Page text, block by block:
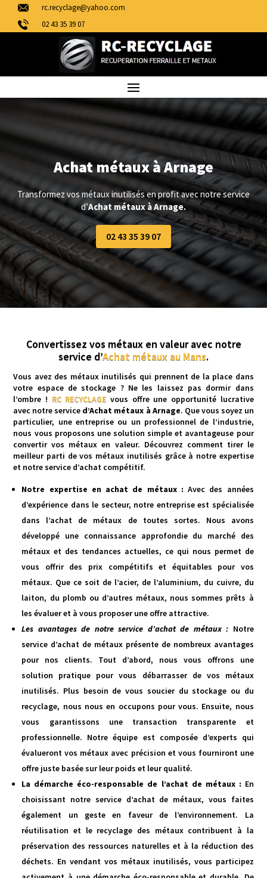
rc.recyclage@yahoo.com
02 43 35 39 07
Achat métaux à Arnage
Transformez vos métaux inutilisés en profit avec notre service
d’Achat métaux à Arnage.
02 43 35 39 07
Convertissez vos métaux en valeur avec notre
service d’Achat métaux au Mans.
Vous avez des métaux inutilisés qui prennent de la place dans
votre espace de stockage ? Ne les laissez pas dormir dans
l’ombre ! RC RECYCLAGE vous offre une opportunité lucrative
avec notre service d’Achat métaux à Arnage. Que vous soyez un
particulier, une entreprise ou un professionnel de l’industrie,
nous vous proposons une solution simple et avantageuse pour
convertir vos métaux en valeur. Découvrez comment tirer le
meilleur parti de vos métaux inutilisés grâce à notre expertise
et notre service d’achat compétitif.
Notre expertise en achat de métaux : Avec des années
d’expérience dans le secteur, notre entreprise est spécialisée
dans l’achat de métaux de toutes sortes. Nous avons
développé une connaissance approfondie du marché des
métaux et des tendances actuelles, ce qui nous permet de
vous offrir des prix compétitifs et équitables pour vos
métaux. Que ce soit de l’acier, de l’aluminium, du cuivre, du
laiton, du plomb ou d’autres métaux, nous sommes prêts à
les évaluer et à vous proposer une offre attractive.
Les avantages de notre service d’achat de métaux : Notre
service d’achat de métaux présente de nombreux avantages
pour nos clients. Tout d’abord, nous vous offrons une
solution pratique pour vous débarrasser de vos métaux
inutilisés. Plus besoin de vous soucier du stockage ou du
recyclage, nous nous en occupons pour vous. Ensuite, nous
vous garantissons une transaction transparente et
professionnelle. Notre équipe est composée d’experts qui
évalueront vos métaux avec précision et vous fourniront une
offre juste basée sur leur poids et leur qualité.
La démarche éco-responsable de l’achat de métaux : En
choisissant notre service d’achat de métaux, vous faites
également un geste en faveur de l’environnement. La
réutilisation et le recyclage des métaux contribuent à la
préservation des ressources naturelles et à la réduction des
déchets. En vendant vos métaux inutilisés, vous participez